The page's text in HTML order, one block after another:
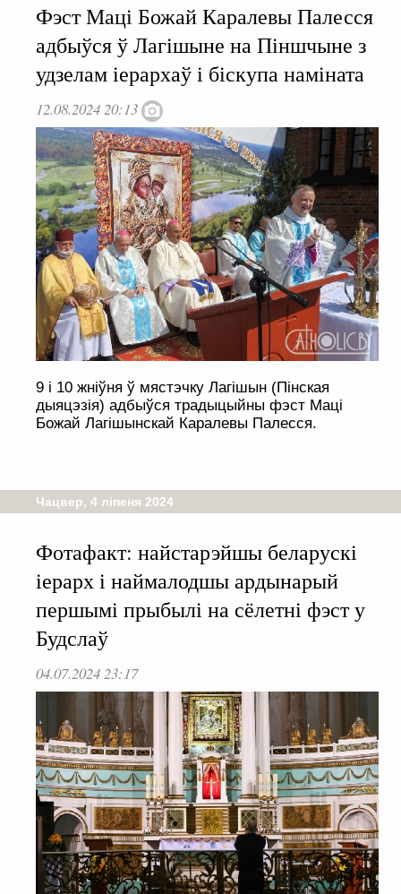
Фэст Маці Божай Каралевы Палесся
адбыўся ў Лагішыне на Піншчыне з
удзелам іерархаў і біскупа наміната
12.08.2024 20:13
9 і 10 жніўня ў мястэчку Лагішын (Пінская
дыяцэзія) адбыўся традыцыйны фэст Маці
Божай Лагішынскай Каралевы Палесся.
Чацвер, 4 ліпеня 2024
Фотафакт: найстарэйшы беларускі
іерарх і наймалодшы ардынарый
першымі прыбылі на сёлетні фэст у
Будслаў
04.07.2024 23:17